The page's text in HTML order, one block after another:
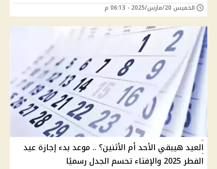
الخميس 20/مارس/2025 - 06:13 م
العيد هيبقي الأحد أم الأثنين؟ .. موعد بدء إجازة عيد
الفطر 2025 والإفتاء تحسم الجدل رسميًا